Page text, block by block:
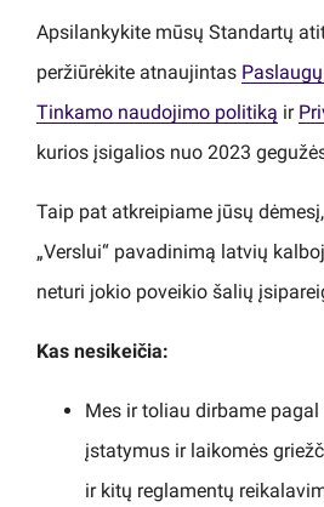
Apsilankykite mūsų Standartų
peržiūrėkite atnaujintas
Tinkamo naudojimo politiką ir
kurios įsigalios nuo 2023
Taip pat atkreipiame jūsų
„Verslui“ pavadinimą latvių
neturi jokio poveikio šalių
Kas nesikeičia:
Mes ir toliau dirbame
įstatymus ir laikomės
ir kitų reglamentų